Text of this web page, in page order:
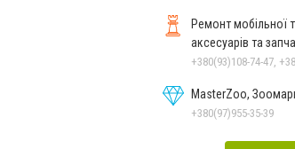
Ремонт мобільної
аксесуарів та
Миколаєві
+380(93)108-74-47,
MasterZoo,
+380(97)955-35-39